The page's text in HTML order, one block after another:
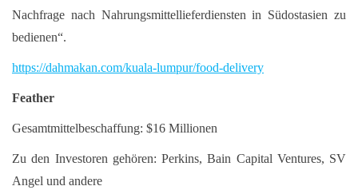
Nachfrage nach Nahrungsmittellieferdiensten in Südostasien zu
bedienen“.
https://dahmakan.com/kuala-lumpur/food-delivery
Feather
Gesamtmittelbeschaffung: $16 Millionen
Zu den Investoren gehören: Perkins, Bain Capital Ventures, SV
Angel und andere